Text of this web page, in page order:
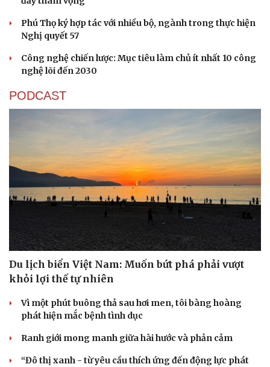
Phú Thọ ký hợp tác với nhiều bộ, ngành trong thực hiện
Nghị quyết 57
Công nghệ chiến lược: Mục tiêu làm chủ ít nhất 10 công
nghệ lõi đến 2030
PODCAST
Du lịch biển Việt Nam: Muốn bứt phá phải vượt
khỏi lợi thế tự nhiên
Vì một phút buông thả sau hơi men, tôi bàng hoàng
phát hiện mắc bệnh tình dục
Ranh giới mong manh giữa hài hước và phản cảm
“Đô thị xanh - từ yêu cầu thích ứng đến động lực phát